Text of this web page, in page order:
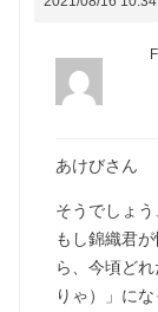
あけびさん
そうでしょう
もし錦織君
ら、今頃ど
りゃ）」に